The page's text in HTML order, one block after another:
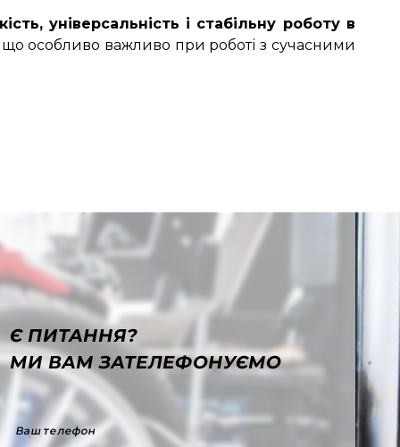
універсальність і стабільну роботу в
що особливо важливо при роботі з сучасними
Є ПИТАННЯ?
МИ ВАМ ЗАТЕЛЕФОНУЄМО
Ваш телефон